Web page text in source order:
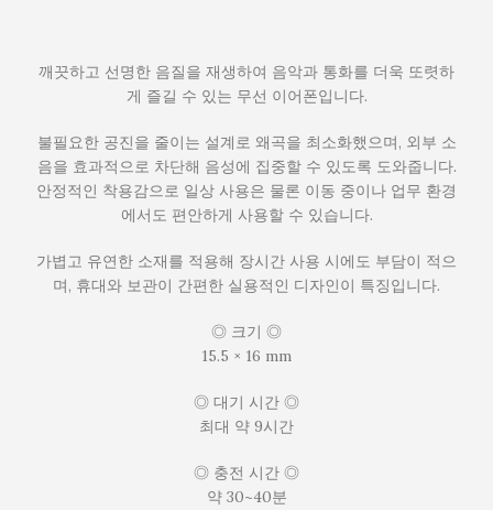
깨끗하고 선명한 음질을 재생하여 음악과 통화를 더욱 또렷하
게 즐길 수 있는 무선 이어폰입니다.
불필요한 공진을 줄이는 설계로 왜곡을 최소화했으며, 외부 소
음을 효과적으로 차단해 음성에 집중할 수 있도록 도와줍니다.
안정적인 착용감으로 일상 사용은 물론 이동 중이나 업무 환경
에서도 편안하게 사용할 수 있습니다.
가볍고 유연한 소재를 적용해 장시간 사용 시에도 부담이 적으
며, 휴대와 보관이 간편한 실용적인 디자인이 특징입니다.
◎ 크기 ◎
15.5 × 16 mm
◎ 대기 시간 ◎
최대 약 9시간
◎ 충전 시간 ◎
약 30~40분